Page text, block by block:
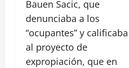
Bauen Sacic, que
denunciaba a los
“ocupantes” y calificaba
al proyecto de
expropiación, que en